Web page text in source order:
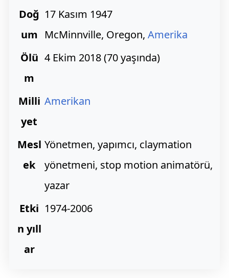
Doğ
um
17 Kasım 1947
McMinnville, Oregon, Amerika
Ölü
m
4 Ekim 2018 (70 yaşında)
Milli
yet
Amerikan
Mesl
ek
Yönetmen, yapımcı, claymation
yönetmeni, stop motion animatörü,
yazar
Etki
n yıll
ar
1974-2006